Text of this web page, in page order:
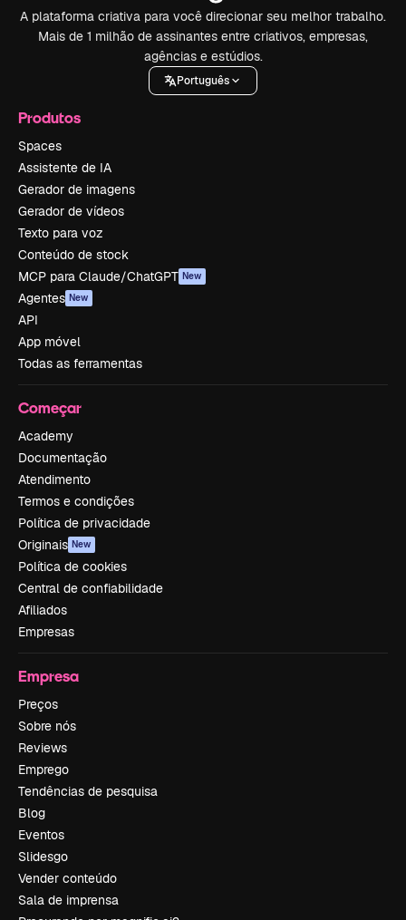
A plataforma criativa para você direcionar seu melhor trabalho.
Mais de 1 milhão de assinantes entre criativos, empresas,
agências e estúdios.
Português
Produtos
Spaces
Assistente de IA
Gerador de imagens
Gerador de vídeos
Texto para voz
Conteúdo de stock
MCP para Claude/ChatGPT New
Agentes New
API
App móvel
Todas as ferramentas
Começar
Academy
Documentação
Atendimento
Termos e condições
Política de privacidade
Originais New
Política de cookies
Central de confiabilidade
Afiliados
Empresas
Empresa
Preços
Sobre nós
Reviews
Emprego
Tendências de pesquisa
Blog
Eventos
Slidesgo
Vender conteúdo
Sala de imprensa